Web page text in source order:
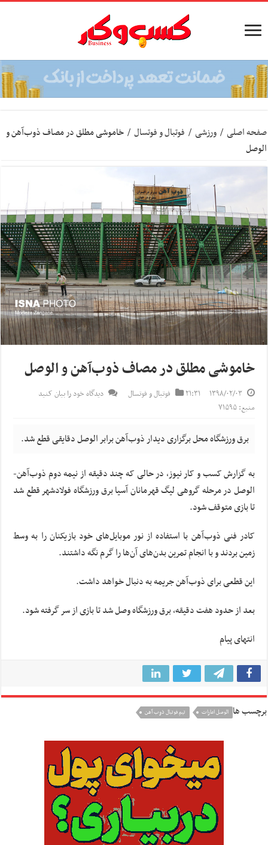
صفحه اصلی / ورزشی / فوتبال و فوتسال / خاموشی مطلق در مصاف ذوب‌آهن و
الوصل
خاموشی مطلق در مصاف ذوب‌آهن و الوصل
۱۳۹۸/۰۲/۰۳ ۲۱:۳۱ فوتبال و فوتسال
دیدگاه خود را بیان کنید
منبع: ۷۱۵۹۵
برق ورزشگاه محل برگزاری دیدار ذوب‌آهن برابر الوصل دقایقی قطع شد.
به گزارش کسب و کار نیوز، در حالی که چند دقیقه از نیمه دوم ذوب‌آهن-
الوصل در مرحله گروهی لیگ قهرمانان آسیا برق ورزشگاه فولادشهر قطع شد
تا بازی متوقف شود.
کادر فنی ذوب‌آهن با استفاده از نور موبایل‌های خود بازیکنان را به وسط
زمین بردند و با انجام تمرین بدن‌های آن‌ها را گرم نگه داشتند.
این قطعی برای ذوب‌آهن جریمه به دنبال خواهد داشت.
بعد از حدود هفت دقیقه، برق ورزشگاه وصل شد تا بازی از سر گرفته شود.
انتهای پیام
برچسب ها الوصل امارات تيم فوتبال ذوب آهن